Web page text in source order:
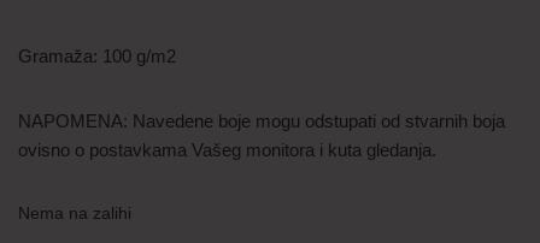
Gramaža: 100 g/m2
NAPOMENA: Navedene boje mogu odstupati od stvarnih boja
ovisno o postavkama Vašeg monitora i kuta gledanja.
Nema na zalihi